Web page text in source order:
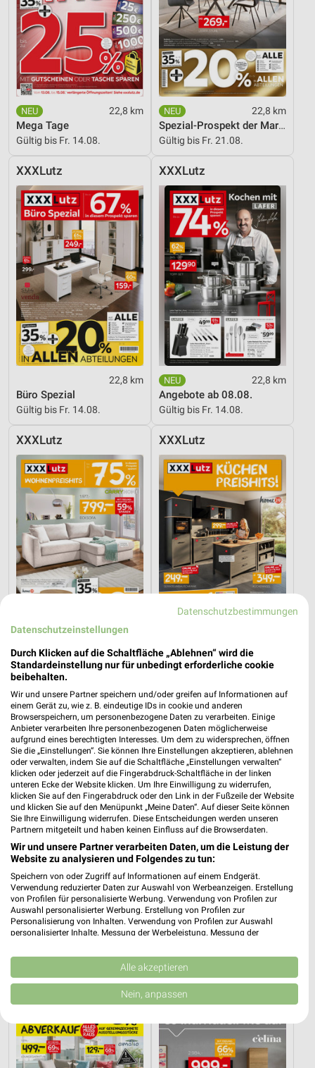
22,8 km
Mega Tage
Gültig bis Fr. 14.08.
22,8 km
Spezial-Prospekt der Marken
Gültig bis Fr. 21.08.
XXXLutz
22,8 km
Büro Spezial
Gültig bis Fr. 14.08.
XXXLutz
22,8 km
Angebote ab 08.08.
Gültig bis Fr. 14.08.
XXXLutz
22,8 km
Wohnenpreishits
Gültig bis Fr. 14.08.
XXXLutz
22,8 km
Küchen Preishits!
XXXLutz
22,8 km
Angebote ab 08.08.
XXXLutz
22,8 km
Musterring
XXXLutz XXXLutz
Datenschutzbestimmungen
Datenschutzeinstellungen
Durch Klicken auf die Schaltfläche „Ablehnen“ wird die
Standardeinstellung nur für unbedingt erforderliche cookie
beibehalten.
Wir und unsere Partner speichern und/oder greifen auf Informationen auf
einem Gerät zu, wie z. B. eindeutige IDs in cookie und anderen
Browserspeichern, um personenbezogene Daten zu verarbeiten. Einige
Anbieter verarbeiten Ihre personenbezogenen Daten möglicherweise
aufgrund eines berechtigten Interesses. Um dem zu widersprechen, öffnen
Sie die „Einstellungen“. Sie können Ihre Einstellungen akzeptieren, ablehnen
oder verwalten, indem Sie auf die Schaltfläche „Einstellungen verwalten“
klicken oder jederzeit auf die Fingerabdruck-Schaltfläche in der linken
unteren Ecke der Website klicken. Um Ihre Einwilligung zu widerrufen,
klicken Sie auf den Fingerabdruck oder den Link in der Fußzeile der Website
und klicken Sie auf den Menüpunkt „Meine Daten“. Auf dieser Seite können
Sie Ihre Einwilligung widerrufen. Diese Entscheidungen werden unseren
Partnern mitgeteilt und haben keinen Einfluss auf die Browserdaten.
Wir und unsere Partner verarbeiten Daten, um die Leistung der
Website zu analysieren und Folgendes zu tun:
Speichern von oder Zugriff auf Informationen auf einem Endgerät.
Verwendung reduzierter Daten zur Auswahl von Werbeanzeigen. Erstellung
von Profilen für personalisierte Werbung. Verwendung von Profilen zur
Auswahl personalisierter Werbung. Erstellung von Profilen zur
Personalisierung von Inhalten. Verwendung von Profilen zur Auswahl
personalisierter Inhalte. Messung der Werbeleistung. Messung der
Kombinationen von Daten aus verschiedenen Quellen. Entwicklung und
Verbesserung der Angebote. Verwendung reduzierter Daten zur Auswahl
von Inhalten.
Daten können außerhalb der Europäischen Union weitergegeben und in die
USA gesendet werden.
Website/App.
Partnerliste anzeigen (1 IAB-Anbieter)
Wir nutzen Ihre Daten für folgende Zwecke:
Alle akzeptieren
Nein, anpassen